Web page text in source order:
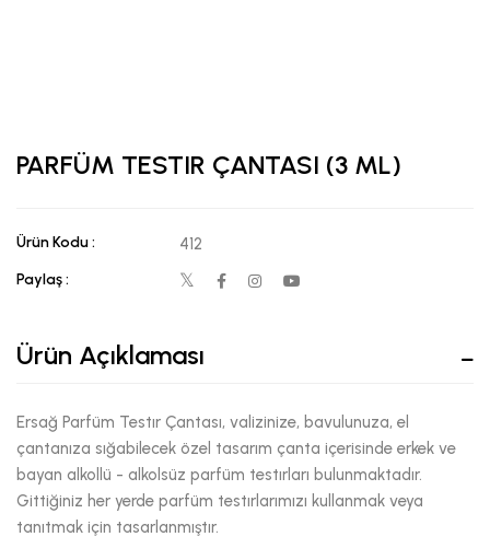
PARFÜM TESTIR ÇANTASI (3 ML)
Ürün Kodu : 412
Paylaş :
Ürün Açıklaması
Ersağ Parfüm Testır Çantası, valizinize, bavulunuza, el
çantanıza sığabilecek özel tasarım çanta içerisinde erkek ve
bayan alkollü - alkolsüz parfüm testırları bulunmaktadır.
Gittiğiniz her yerde parfüm testırlarımızı kullanmak veya
tanıtmak için tasarlanmıştır.